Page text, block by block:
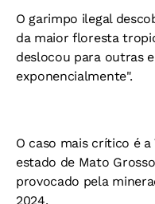
O garimpo ilegal
da maior floresta
deslocou para outras
exponencialmente".
O caso mais crítico é
estado de Mato
provocado pela
2024.